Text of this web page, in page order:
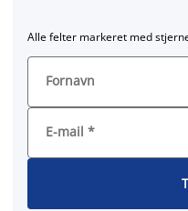
Alle felter markeret med
Fornavn
E-mail *